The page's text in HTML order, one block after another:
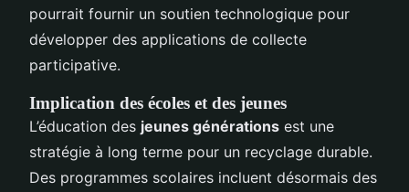
pourrait fournir un soutien technologique pour
développer des applications de collecte
participative.
Implication des écoles et des jeunes
L’éducation des jeunes générations est une
stratégie à long terme pour un recyclage durable.
Des programmes scolaires incluent désormais des